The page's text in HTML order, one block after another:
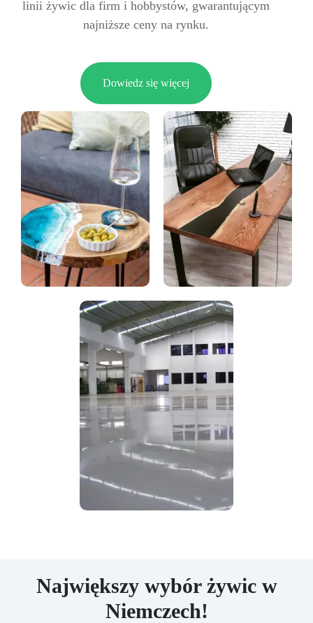
linii żywic dla firm i hobbystów, gwarantującym
najniższe ceny na rynku.
Dowiedz się więcej
Największy wybór żywic w
Niemczech!